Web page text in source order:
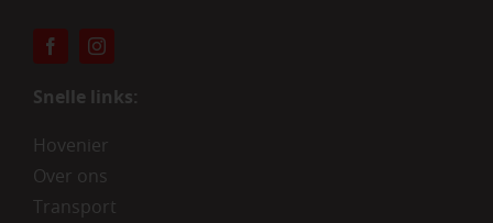
Snelle links:
Hovenier
Over ons
Transport